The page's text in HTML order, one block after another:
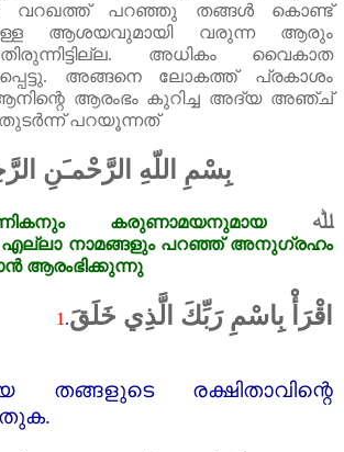
വറഖത്ത്‌ പറഞ്ഞു തങ്ങൾ കൊണ്ട്‌
ആശയവുമായി വരുന്ന ആരും
അധികം വൈകാത
അങ്ങനെ ലോകത്ത്‌ പ്രകാശം
ആരംഭം കുറിച്ച അദ്യ അഞ്ച്‌
പറയൂന്നത്‌
بِسْمِ اللّهِ الرَّحْمـَنِ
കരുണാമയനുമായ ﷲ
എല്ലാ നാമങ്ങളും പറഞ്ഞ് അനുഗ്രഹം
ആരംഭിക്കുന്നു
1 .اقْرَأْ بِاسْمِ رَبِّكَ الَّذِي خَلَقَ
തങ്ങളുടെ രക്ഷിതാവിന്റെ